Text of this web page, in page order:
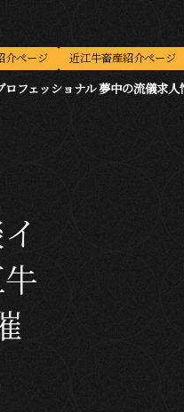
介ページ 近江牛畜産紹介ページ
ロフェッショナル 夢中の流儀求人